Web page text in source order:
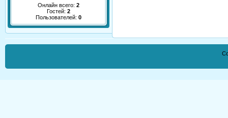
Онлайн всего: 2
Гостей: 2
Пользователей: 0